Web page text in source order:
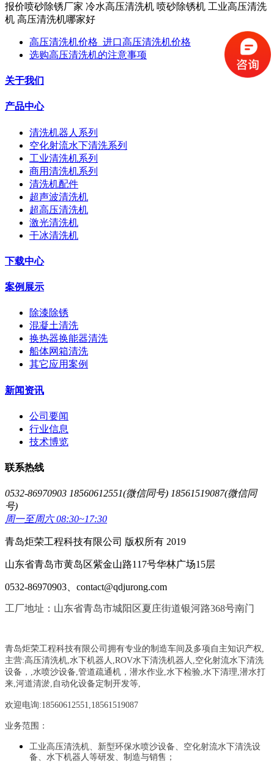
报价喷砂除锈厂家 冷水高压清洗机 喷砂除锈机 工业高压清洗
机 高压清洗机哪家好
高压清洗机价格_进口高压清洗机价格
选购高压清洗机的注意事项
关于我们
产品中心
清洗机器人系列
空化射流水下清洗系列
工业清洗机系列
商用清洗机系列
清洗机配件
超声波清洗机
超高压清洗机
激光清洗机
干冰清洗机
下载中心
案例展示
除漆除锈
混凝土清洗
换热器换能器清洗
船体网箱清洗
其它应用案例
新闻资讯
公司要闻
行业信息
技术博览
联系热线
0532-86970903 18560612551(微信同号) 18561519087(微信同
号)
周一至周六 08:30~17:30
青岛炬荣工程科技有限公司 版权所有 2019
山东省青岛市黄岛区紫金山路117号华林广场15层
0532-86970903、contact@qdjurong.com
工厂地址：山东省青岛市城阳区夏庄街道银河路368号南门
青岛炬荣工程科技有限公司拥有专业的制造车间及多项自主知识产权,
主营:高压清洗机,水下机器人,ROV水下清洗机器人,空化射流水下清洗
设备， ,水喷沙设备,管道疏通机 ， 潜水作业,水下检验,水下清理,潜水打
来,河道清淤,自动化设备定制开发等,
欢迎电询:18560612551,18561519087
业务范围：
工业高压清洗机、新型环保水喷沙设备、空化射流水下清洗设
备、水下机器人等研发、制造与销售；